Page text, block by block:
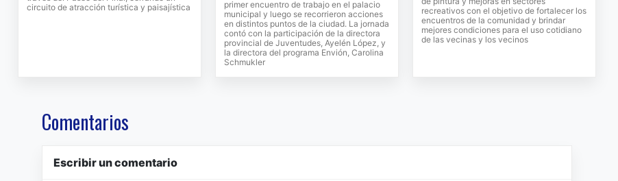
circuito de atracción turística y paisajística
primer encuentro de trabajo en el palacio
municipal y luego se recorrieron acciones
en distintos puntos de la ciudad. La jornada
contó con la participación de la directora
provincial de Juventudes, Ayelén López, y
la directora del programa Envión, Carolina
Schmukler
recreativos con el objetivo de fortalecer los
encuentros de la comunidad y brindar
mejores condiciones para el uso cotidiano
de las vecinas y los vecinos
Comentarios
Escribir un comentario